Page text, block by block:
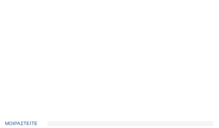
ΜΟΙΡΑΣΤΕΙΤΕ